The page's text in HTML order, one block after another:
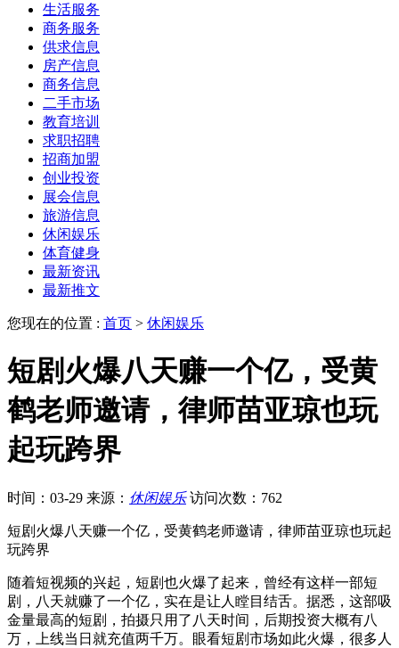
生活服务
商务服务
供求信息
房产信息
商务信息
二手市场
教育培训
求职招聘
招商加盟
创业投资
展会信息
旅游信息
休闲娱乐
体育健身
最新资讯
最新推文
您现在的位置 : 首页 > 休闲娱乐
短剧火爆八天赚一个亿，受黄
鹤老师邀请，律师苗亚琼也玩
起玩跨界
时间：03-29 来源： 休闲娱乐 访问次数：762
短剧火爆八天赚一个亿，受黄鹤老师邀请，律师苗亚琼也玩起
玩跨界
随着短视频的兴起，短剧也火爆了起来，曾经有这样一部短
剧，八天就赚了一个亿，实在是让人瞠目结舌。据悉，这部吸
金量最高的短剧，拍摄只用了八天时间，后期投资大概有八
万，上线当日就充值两千万。眼看短剧市场如此火爆，很多人